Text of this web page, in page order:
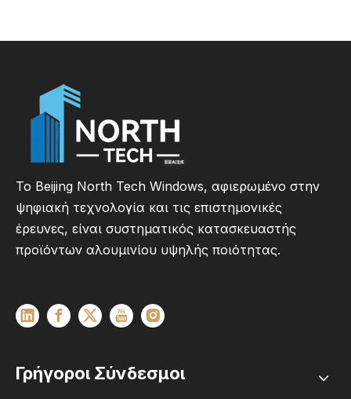
Το Beijing North Tech Windows, αφιερωμένο στην
ψηφιακή τεχνολογία και τις επιστημονικές
έρευνες, είναι συστηματικός κατασκευαστής
προϊόντων αλουμινίου υψηλής ποιότητας.
Γρήγοροι Σύνδεσμοι